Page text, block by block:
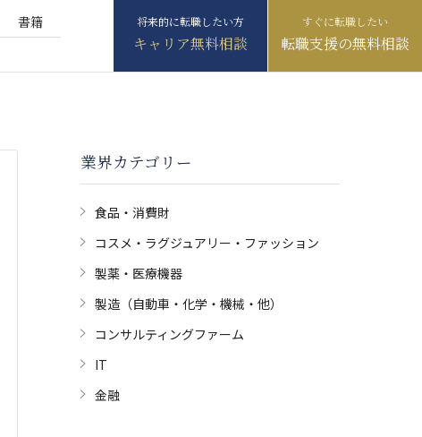
書籍
キャリア無料相談 転職支援の無料相談
業界カテゴリー
食品・消費財
コスメ・ラグジュアリー・ファッション
製薬・医療機器
製造（自動車・化学・機械・他）
コンサルティングファーム
IT
金融